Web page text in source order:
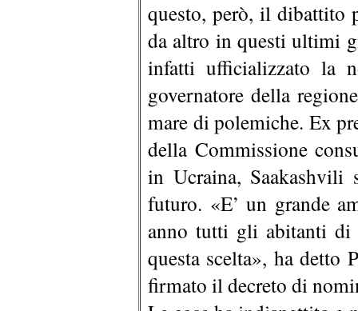
questo, però, il dibattito
da altro in questi ultimi
infatti ufficializzato la
governatore della
mare di polemiche. Ex
della Commissione
in Ucraina,
futuro. «E’ un grande
anno tutti gli abitanti di
questa scelta», ha detto
firmato il decreto di